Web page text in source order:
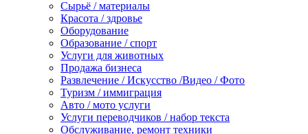
Сырьё / материалы
Красота / здровье
Оборудование
Образование / спорт
Услуги для животных
Продажа бизнеса
Развлечение / Искусство /Видео / Фото
Туризм / иммиграция
Авто / мото услуги
Услуги переводчиков / набор текста
Обслуживание, ремонт техники